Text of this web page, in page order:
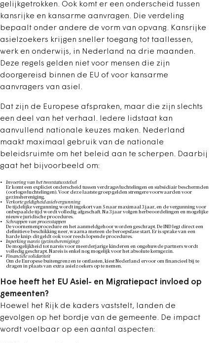
gelijkgetrokken. Ook komt er een onderscheid tussen
kansrijke en kansarme aanvragen. Die verdeling
bepaalt onder andere de vorm van opvang. Kansrijke
asielzoekers krijgen sneller toegang tot taallessen,
werk en onderwijs, in Nederland na drie maanden.
Deze regels gelden niet voor mensen die zijn
doorgereisd binnen de EU of voor kansarme
aanvragers van asiel.
Dat zijn de Europese afspraken, maar die zijn slechts
een deel van het verhaal. Iedere lidstaat kan
aanvullend nationale keuzes maken. Nederland
maakt maximaal gebruik van de nationale
beleidsruimte om het beleid aan te scherpen. Daarbij
gaat het bijvoorbeeld om:
Invoering van het tweestatusstelsel
Er komt een expliciet onderscheid tussen verdragsvluchtelingen en subsidiair beschermden
(oorlogsvluchtelingen). Voor deze laatste groep gelden strengere voorwaarden voor
gezinshereniging.
Verkorte geldigheid asielvergunning
De tijdelijke vergunning wordt ingekort van 5 naar maximaal 3 jaar, en de vergunning voor
onbepaalde tijd wordt volledig afgeschaft. Na 3 jaar volgen herbeoordelingen en mogelijke
nieuwe juridische procedures.
Schrappen van processtappen
De voornemenprocedure en het aanmeldgehoor worden geschrapt. De IND legt direct een
definitieve beschikking neer, waarna meteen de beroepsfase start. Er is sprake van een
harde knip: dit geldt ook voor reeds lopende procedures.
Inperking nareis (gezinshereniging)
De mogelijkheid tot nareis voor meerderjarige kinderen en ongehuwde partners wordt
volledig geschrapt. Nareis is enkel nog mogelijk voor het absolute kerngezin.
Financiële solidariteit
Om de Europese buitengrenzen te ontlasten, kiest Nederland ervoor om financieel bij te
dragen in plaats van extra asielzoekers op te nemen.
Hoe heeft het EU Asiel- en Migratiepact invloed op
gemeenten?
Hoewel het Rijk de kaders vaststelt, landen de
gevolgen op het bordje van de gemeente. De impact
wordt voelbaar op een aantal aspecten: